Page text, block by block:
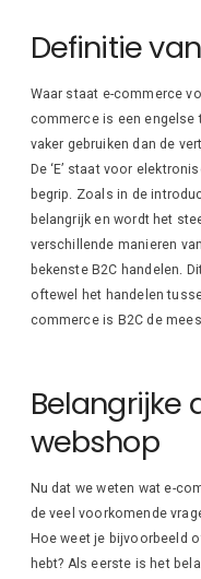
Definitie
Waar staat e-commerce
commerce is een engelse
vaker gebruiken dan de
De ‘E’ staat voor
begrip. Zoals in de
belangrijk en wordt het
verschillende manieren
bekenste B2C handelen.
oftewel het handelen
commerce is B2C de
Belangrijke
webshop
Nu dat we weten wat e-
de veel voorkomende
Hoe weet je bijvoorbeeld
hebt? Als eerste is het